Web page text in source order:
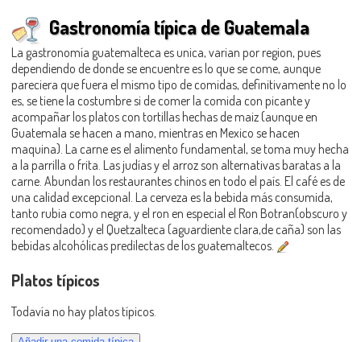
Gastronomía típica de Guatemala
La gastronomía guatemalteca es unica, varian por region, pues
dependiendo de donde se encuentre es lo que se come, aunque
pareciera que fuera el mismo tipo de comidas, definitivamente no lo
es, se tiene la costumbre si de comer la comida con picante y
acompañar los platos con tortillas hechas de maiz (aunque en
Guatemala se hacen a mano, mientras en Mexico se hacen
maquina). La carne es el alimento fundamental, se toma muy hecha
a la parrilla o frita. Las judías y el arroz son alternativas baratas a la
carne. Abundan los restaurantes chinos en todo el país. El café es de
una calidad excepcional. La cerveza es la bebida más consumida,
tanto rubia como negra, y el ron en especial el Ron Botran(obscuro y
recomendado) y el Quetzalteca (aguardiente clara,de caña) son las
bebidas alcohólicas predilectas de los guatemaltecos.
Platos típicos
Todavía no hay platos típicos.